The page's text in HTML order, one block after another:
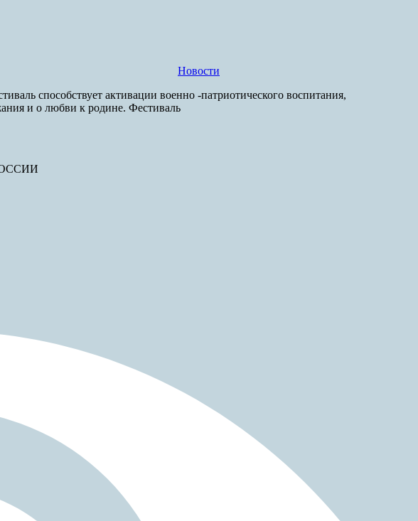
Новости
способствует активации военно -патриотического воспитания,
и о любви к родине. Фестиваль